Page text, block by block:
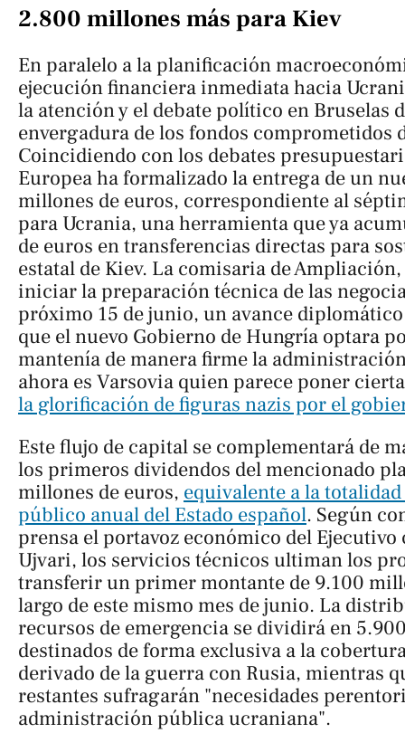
2.800 millones más para Kiev
En paralelo a la planificación
ejecución financiera inmediata hacia
la atención y el debate político en Bruselas
envergadura de los fondos comprometidos
Coincidiendo con los debates
Europea ha formalizado la entrega de un
millones de euros, correspondiente al
para Ucrania, una herramienta que ya
de euros en transferencias directas para
estatal de Kiev. La comisaria de
iniciar la preparación técnica de las
próximo 15 de junio, un avance
que el nuevo Gobierno de Hungría optara
mantenía de manera firme la
ahora es Varsovia quien parece poner
la glorificación de figuras nazis por el
Este flujo de capital se complementará de
los primeros dividendos del mencionado
millones de euros, equivalente a la
público anual del Estado español. Según
prensa el portavoz económico del
Ujvari, los servicios técnicos ultiman los
transferir un primer montante de 9.100
largo de este mismo mes de junio. La
recursos de emergencia se dividirá en
destinados de forma exclusiva a la
derivado de la guerra con Rusia, mientras
restantes sufragarán "necesidades
administración pública ucraniana".